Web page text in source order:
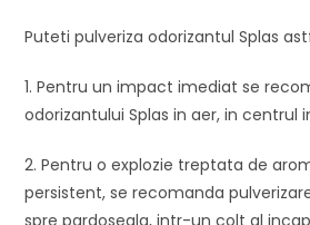
Puteti pulveriza odorizantul Splas
1. Pentru un impact imediat se
odorizantului Splas in aer, in centrul
2. Pentru o explozie treptata de
persistent, se recomanda